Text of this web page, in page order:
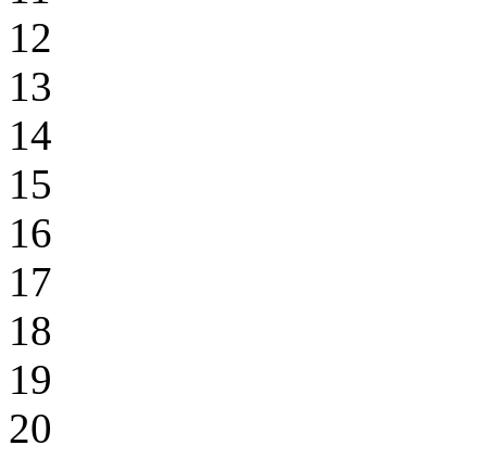
12
13
14
15
16
17
18
19
20